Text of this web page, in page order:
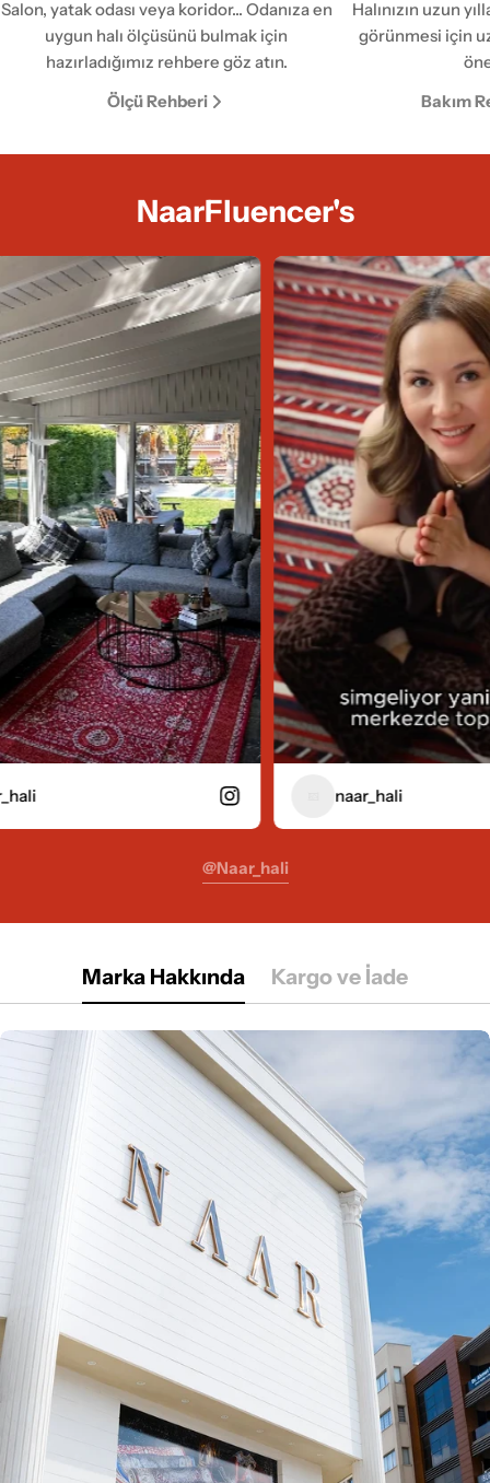
Salon, yatak odası veya koridor... Odanıza en
uygun halı ölçüsünü bulmak için
hazırladığımız rehbere göz atın.
Ölçü Rehberi
Halınızın uzun
görünmesi için
Bakım
NaarFluencer's
naar_hali
@naar_hali
Marka Hakkında Kargo ve İade